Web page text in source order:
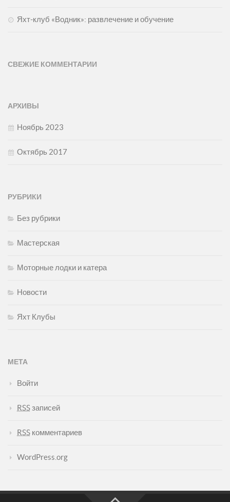
Яхт-клуб «Водник»: развлечение и обучение
СВЕЖИЕ КОММЕНТАРИИ
АРХИВЫ
Ноябрь 2023
Октябрь 2017
РУБРИКИ
Без рубрики
Мастерская
Моторные лодки и катера
Новости
Яхт Клубы
МЕТА
Войти
RSSзаписей
RSS комментариев
WordPress.org